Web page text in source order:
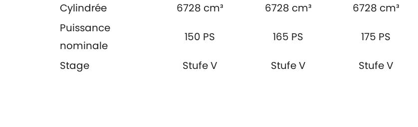
Cylindrée
6728 cm³ 6728 cm³
6728 cm³
Puissance
nominale
150 PS 165 PS 175 PS
Stage Stufe V Stufe V Stufe V